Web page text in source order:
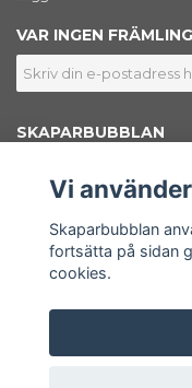
VAR INGEN
SKAPARBUBBLAN
konstnär, grafisk designer
jag konstnärsmaterial –
Shoppen är en del av
helhet är en plattform, en
vill få ut mer av ditt
Vi
Skaparbubblan
fortsätta på sidan
cookies.